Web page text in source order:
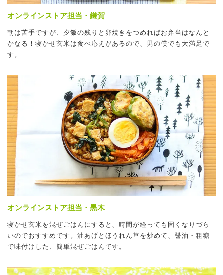
オンラインストア担当・鎌賀
朝は苦手ですが、夕飯の残りと卵焼きをつめればお弁当はなんと
かなる！寝かせ玄米は食べ応えがあるので、男の僕でも大満足で
す。
オンラインストア担当・黒木
寝かせ玄米を混ぜごはんにすると、時間が経っても固くなりづら
いのでおすすめです。油あげとほうれん草を炒めて、醤油・粗糖
で味付けした、簡単混ぜごはんです。